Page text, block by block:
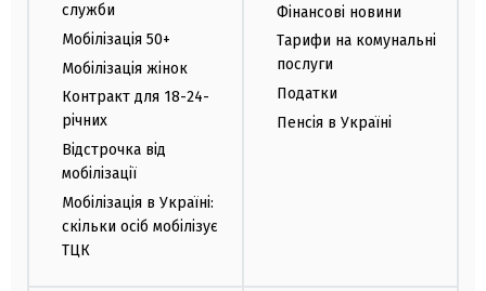
служби
Мобілізація 50+
Мобілізація жінок
Контракт для 18-24-
річних
Відстрочка від
мобілізації
Мобілізація в Україні:
скільки осіб мобілізує
ТЦК
Фінансові новини
Тарифи на комунальні
послуги
Податки
Пенсія в Україні